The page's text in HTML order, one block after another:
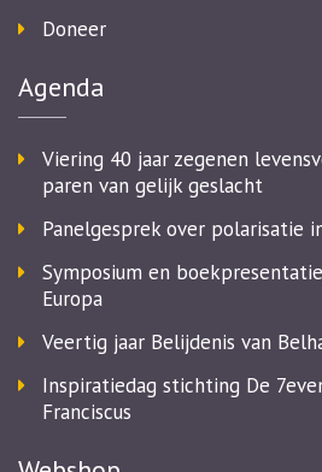
Doneer
Agenda
Viering 40 jaar zegenen
paren van gelijk geslacht
Panelgesprek over polarisatie
Symposium en
Europa
Veertig jaar Belijdenis van
Inspiratiedag stichting De
Franciscus